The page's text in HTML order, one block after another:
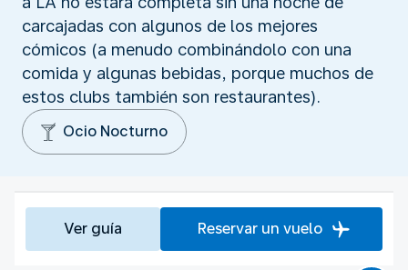
carcajadas con algunos de los mejores
cómicos (a menudo combinándolo con una
comida y algunas bebidas, porque muchos de
estos clubs también son restaurantes).
Ocio Nocturno
Ver guía Reservar un vuelo